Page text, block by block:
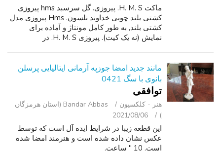
ماکت H. M. S. پیروزی. گل سرسبد hms پیروزی
کشتی بلند چوبی خداوند نلسون. Hms پیروزی مدل
کشتی بلند, به طور کامل مونتاژ و آماده برای
نمایش (نه یک کیت). پیروزی H. M. S. در
مانند جدید امضا جوزپه آرمانی ایتالیایی پرسلن
بانوی با سگ 0421
توافقی
هنر - کلکسیون
Bandar Abbas (استان هرمزگان
)
2021/08/06
این قطعه زیبا در شرایط ایده آل است که توسط
عکس نشان داده شده است و هنرمند امضا شده
است. 10 " ساعت.